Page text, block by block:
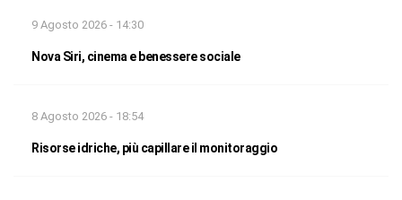
9 Agosto 2026 - 14:30
Nova Siri, cinema e benessere sociale
8 Agosto 2026 - 18:54
Risorse idriche, più capillare il monitoraggio